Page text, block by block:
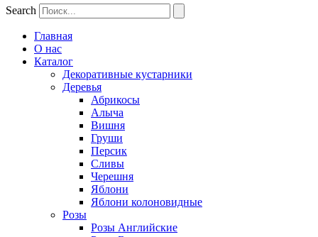
Search
Главная
О нас
Каталог
Декоративные кустарники
Деревья
Абрикосы
Алыча
Вишня
Груши
Персик
Сливы
Черешня
Яблони
Яблони колоновидные
Розы
Розы Английские